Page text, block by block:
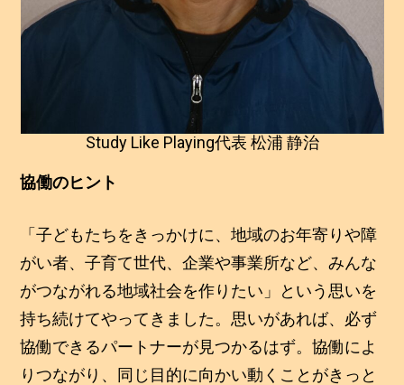
Study Like Playing代表 松浦 静治
協働のヒント
「子どもたちをきっかけに、地域のお年寄りや障
がい者、子育て世代、企業や事業所など、みんな
がつながれる地域社会を作りたい」という思いを
持ち続けてやってきました。思いがあれば、必ず
協働できるパートナーが見つかるはず。協働によ
りつながり、同じ目的に向かい動くことがきっと